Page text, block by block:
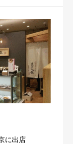
に出店